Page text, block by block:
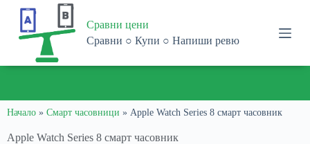
o
n
e
Сравни цени
Сравни ○ Купи ○ Напиши ревю
Начало » Смарт часовници » Apple Watch Series 8 смарт часовник
Apple Watch Series 8 смарт часовник